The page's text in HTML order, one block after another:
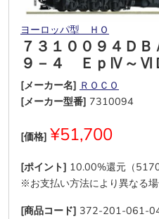
ヨーロッパ型 ＨＯ
７３１００９４Ｄ
９－４ ＥｐⅣ～Ⅵ
[メーカー名] ＲＯＣＯ
[メーカー型番] 7310094
[価格] ¥51,700
[ポイント] 10.00%還元（5170
※お支払い方法により異なる場
[商品コード] 372-201-061-